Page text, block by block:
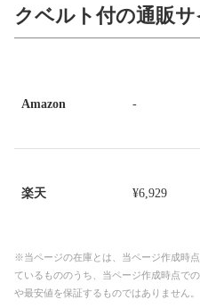
クベルト付の通販
Amazon -
楽天 ¥6,929
※当ページの在庫とは、当ページ作成時
ているもののうち、当ページ作成時点で
や最安値を保証するものではありません。